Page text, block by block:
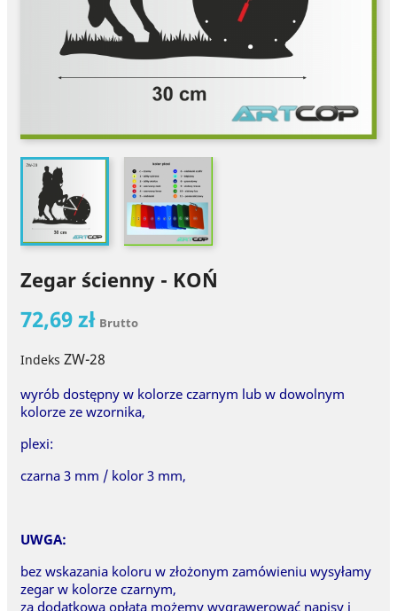
Zegar ścienny - KOŃ
72,69 zł Brutto
Indeks ZW-28
wyrób dostępny w kolorze czarnym lub w dowolnym
kolorze ze wzornika,
plexi:
czarna 3 mm / kolor 3 mm,
UWGA:
bez wskazania koloru w złożonym zamówieniu wysyłamy
zegar w kolorze czarnym,
za dodatkową opłatą możemy wygrawerować napisy i